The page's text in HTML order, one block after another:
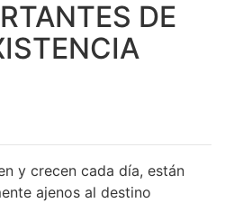
DE
y crecen cada día, están
ajenos al destino